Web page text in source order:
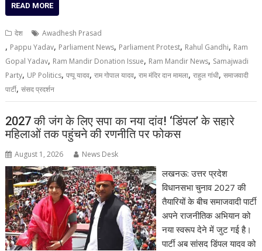
READ MORE
देश Awadhesh Prasad
, Pappu Yadav, Parliament News, Parliament Protest, Rahul Gandhi, Ram
Gopal Yadav, Ram Mandir Donation Issue, Ram Mandir News, Samajwadi
Party, UP Politics,पप्पू यादव,राम गोपाल यादव,राम मंदिर दान मामला,राहुल गांधी,समाजवादी
पार्टी,संसद प्रदर्शन
2027 की जंग के लिए सपा का नया दांव! ‘डिंपल’ के सहारे
महिलाओं तक पहुंचने की रणनीति पर फोकस
August 1, 2026 News Desk
लखनऊ: उत्तर प्रदेश
विधानसभा चुनाव 2027 की
तैयारियों के बीच समाजवादी पार्टी
अपने राजनीतिक अभियान को
नया स्वरूप देने में जुट गई है।
पार्टी अब सांसद डिंपल यादव को